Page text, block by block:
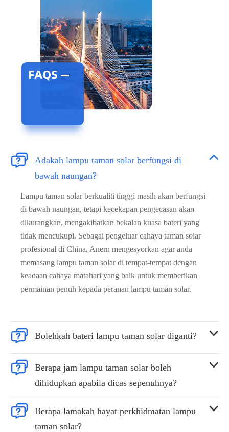

Adakah lampu taman solar berfungsi di
bawah naungan?

Lampu taman solar berkualiti tinggi masih akan berfungsi
di bawah naungan, tetapi kecekapan pengecasan akan
dikurangkan, mengakibatkan bekalan kuasa bateri yang
tidak mencukupi. Sebagai pengeluar cahaya taman solar
profesional di China, Anern mengesyorkan agar anda
memasang lampu taman solar di tempat-tempat dengan
keadaan cahaya matahari yang baik untuk memberikan
permainan penuh kepada peranan lampu taman solar.
 Bolehkah bateri lampu taman solar diganti? 

Berapa jam lampu taman solar boleh
dihidupkan apabila dicas sepenuhnya?


Berapa lamakah hayat perkhidmatan lampu
taman solar?
